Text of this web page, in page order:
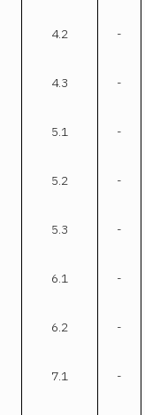
4.2 -
4.3 -
5.1 -
5.2 -
5.3 -
6.1 -
6.2 -
7.1 -